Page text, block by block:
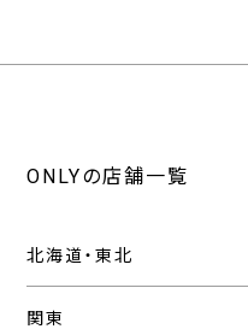
ONLYの店舗一覧
北海道・東北
関東